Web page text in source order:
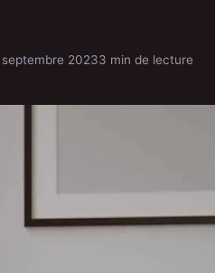
septembre 20233 min de lecture